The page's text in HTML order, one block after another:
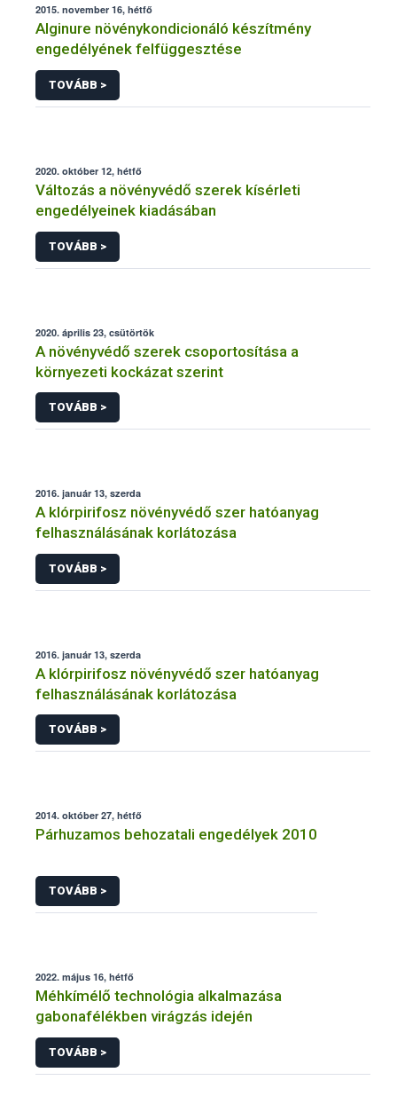
2015. november 16, hétfő
Alginure növénykondicionáló készítmény
engedélyének felfüggesztése
TOVÁBB >
2020. október 12, hétfő
Változás a növényvédő szerek kísérleti
engedélyeinek kiadásában
TOVÁBB >
2020. április 23, csütörtök
A növényvédő szerek csoportosítása a
környezeti kockázat szerint
TOVÁBB >
2016. január 13, szerda
A klórpirifosz növényvédő szer hatóanyag
felhasználásának korlátozása
TOVÁBB >
2016. január 13, szerda
A klórpirifosz növényvédő szer hatóanyag
felhasználásának korlátozása
TOVÁBB >
2014. október 27, hétfő
Párhuzamos behozatali engedélyek 2010
TOVÁBB >
2022. május 16, hétfő
Méhkímélő technológia alkalmazása
gabonafélékben virágzás idején
TOVÁBB >